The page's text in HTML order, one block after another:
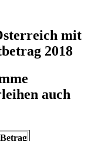
mit
2018
auch
Betrag